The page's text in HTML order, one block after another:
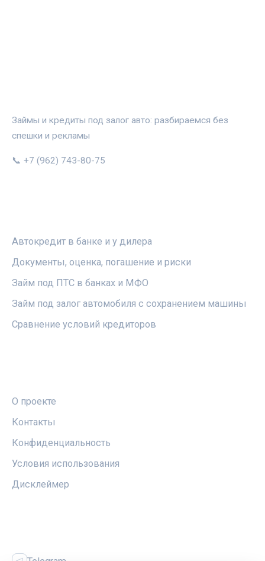
Займы и кредиты под залог авто: разбираемся без
спешки и рекламы
📞 +7 (962) 743-80-75
Автокредит в банке и у дилера
Документы, оценка, погашение и риски
Займ под ПТС в банках и МФО
Займ под залог автомобиля с сохранением машины
Сравнение условий кредиторов
О проекте
Контакты
Конфиденциальность
Условия использования
Дисклеймер